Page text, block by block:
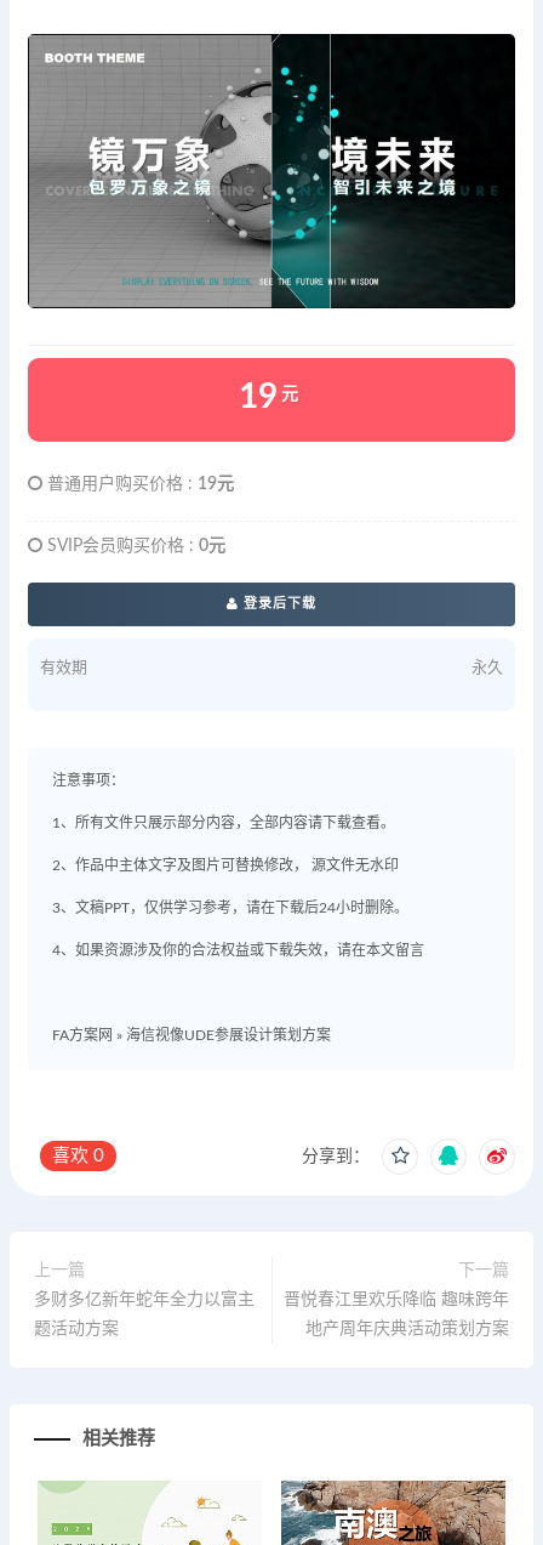
19 元
普通用户购买价格 : 19元
SVIP会员购买价格 : 0元
登录后下载
有效期 永久
注意事项：
1、所有文件只展示部分内容，全部内容请下载查看。
2、作品中主体文字及图片可替换修改， 源文件无水印
3、文稿PPT，仅供学习参考，请在下载后24小时删除。
4、如果资源涉及你的合法权益或下载失效，请在本文留言
FA方案网 » 海信视像UDE参展设计策划方案
喜欢 0 分享到：
上一篇
多财多亿新年蛇年全力以富主
题活动方案
下一篇
晋悦春江里欢乐降临 趣味跨年
地产周年庆典活动策划方案
相关推荐